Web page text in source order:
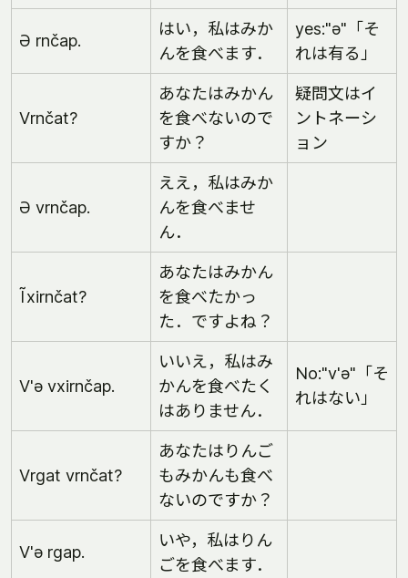
Ə rnčap.
はい，私はみか
んを食べます．
yes:"ə"「そ
れは有る」
Vrnčat?
あなたはみかん
を食べないので
すか？
疑問文はイ
ントネーシ
ョン
Ə vrnčap.
ええ，私はみか
んを食べませ
ん．
Ĩxirnčat?
あなたはみかん
を食べたかっ
た．ですよね？
V'ə vxirnčap.
いいえ，私はみ
かんを食べたく
はありません．
No:"v'ə"「そ
れはない」
Vrgat vrnčat?
あなたはりんご
もみかんも食べ
ないのですか？
V'ə rgap.
いや，私はりん
ごを食べます．